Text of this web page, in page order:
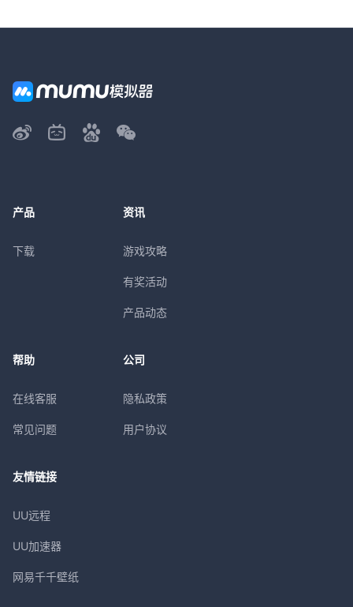
产品
下载
资讯
游戏攻略
有奖活动
产品动态
帮助
在线客服
常见问题
公司
隐私政策
用户协议
友情链接
UU远程
UU加速器
网易千千壁纸